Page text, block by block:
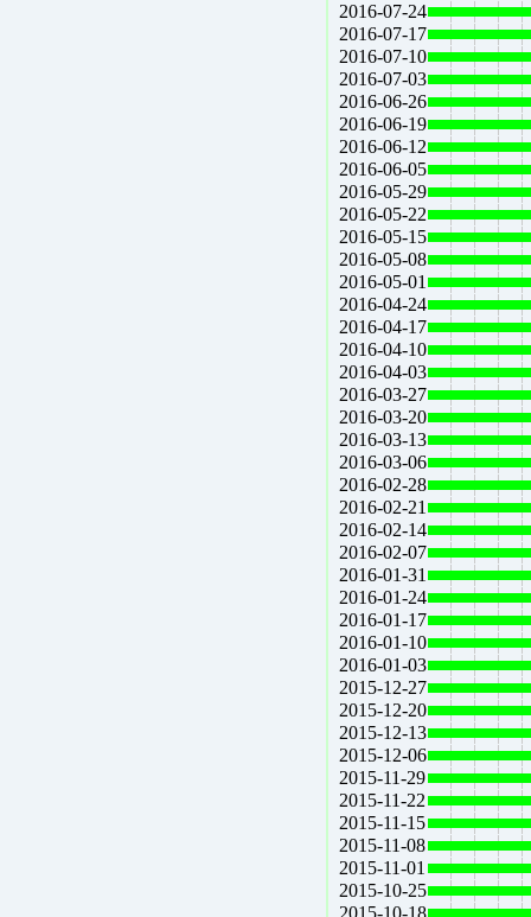
2016-07-24
2016-07-17
2016-07-10
2016-07-03
2016-06-26
2016-06-19
2016-06-12
2016-06-05
2016-05-29
2016-05-22
2016-05-15
2016-05-08
2016-05-01
2016-04-24
2016-04-17
2016-04-10
2016-04-03
2016-03-27
2016-03-20
2016-03-13
2016-03-06
2016-02-28
2016-02-21
2016-02-14
2016-02-07
2016-01-31
2016-01-24
2016-01-17
2016-01-10
2016-01-03
2015-12-27
2015-12-20
2015-12-13
2015-12-06
2015-11-29
2015-11-22
2015-11-15
2015-11-08
2015-11-01
2015-10-25
2015-10-18